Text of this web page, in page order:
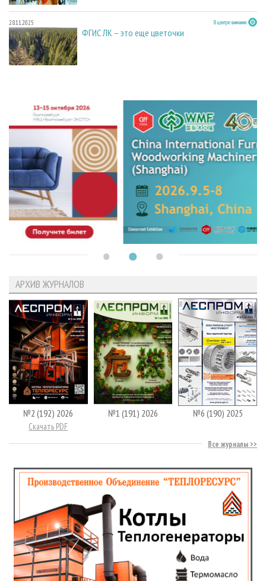
28.11.2025 В центре внимания
ФГИС ЛК – это еще цветочки
АРХИВ ЖУРНАЛОВ
№2 (192) 2026
Скачать PDF
№1 (191) 2026 №6 (190) 2025
Все журналы